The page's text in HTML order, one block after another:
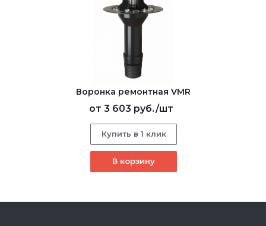
Воронка ремонтная VMR
от 3 603 руб./шт
Купить в 1 клик
В корзину